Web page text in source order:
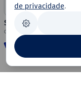
Segurança
de privacidade.